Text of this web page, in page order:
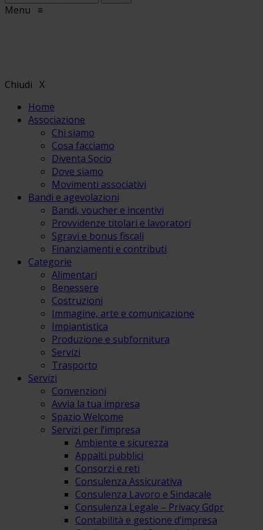
Menu ≡
Chiudi X
Home
Associazione
Chi siamo
Cosa facciamo
Diventa Socio
Dove siamo
Movimenti associativi
Bandi e agevolazioni
Bandi, voucher e incentivi
Provvidenze titolari e lavoratori
Sgravi e bonus fiscali
Finanziamenti e contributi
Categorie
Alimentari
Benessere
Costruzioni
Immagine, arte e comunicazione
Impiantistica
Produzione e subfornitura
Servizi
Trasporto
Servizi
Convenzioni
Avvia la tua impresa
Spazio Welcome
Servizi per l’impresa
Ambiente e sicurezza
Appalti pubblici
Consorzi e reti
Consulenza Assicurativa
Consulenza Lavoro e Sindacale
Consulenza Legale – Privacy Gdpr
Contabilità e gestione d’impresa